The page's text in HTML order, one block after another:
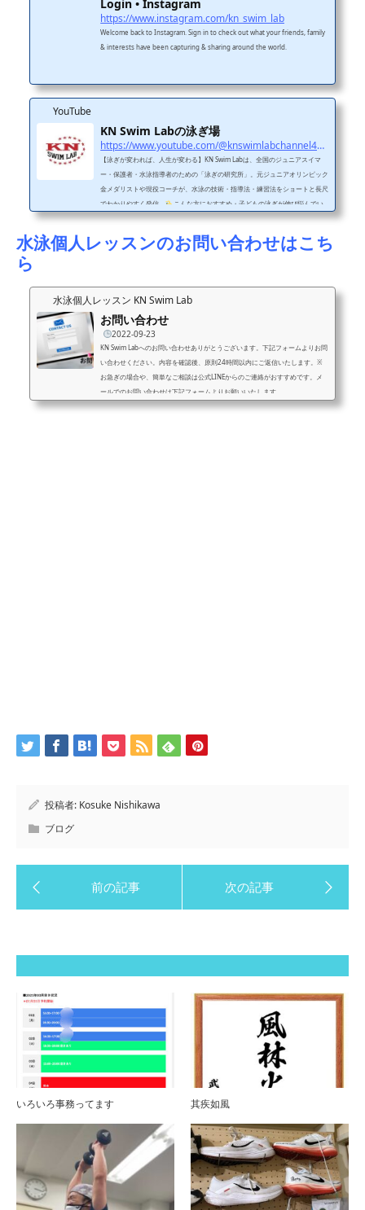
Login • Instagram
https://www.instagram.com/kn_swim_lab
Welcome back to Instagram. Sign in to check out what your friends, family
& interests have been capturing & sharing around the world.
YouTube
KN Swim Labの泳ぎ場
https://www.youtube.com/@knswimlabchannel4455
【泳ぎが変われば、人生が変わる】KN Swim Labは、全国のジュニアスイマ
ー・保護者・水泳指導者のための「泳ぎの研究所」。元ジュニアオリンピック
金メダリストや現役コーチが、水泳の技術・指導法・練習法をショートと長尺
でわかりやすく発信。
こんな方におすすめ・子どもの泳ぎが伸び悩んでい
る・フォームをきれいにしたい・コーチの指導に悩んでいる・水泳に関わるす
投稿ジャンル・フォーム改善（平泳ぎ・クロールなど）・レッス
ンのビフォーアフター・元メダリストのワンポイントアドバイス
SNS・レッ
水泳個人レッスンのお問い合わせはこち
ら
水泳個人レッスン KN Swim Lab
お問い合わせ
2022-09-23
KN Swim Labへのお問い合わせありがとうございます。下記フォームよりお問
い合わせください。内容を確認後、原則24時間以内にご返信いたします。※
お急ぎの場合や、簡単なご相談は公式LINEからのご連絡がおすすめです。メ
ールでのお問い合わせは下記フォームよりお願いいたします。
投稿者: Kosuke Nishikawa
ブログ
いろいろ事務ってます 其疾如風